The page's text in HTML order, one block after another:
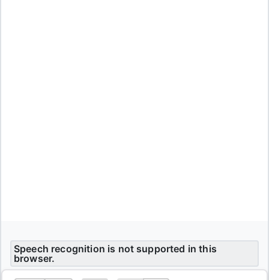
Speech recognition is not supported in this
browser.